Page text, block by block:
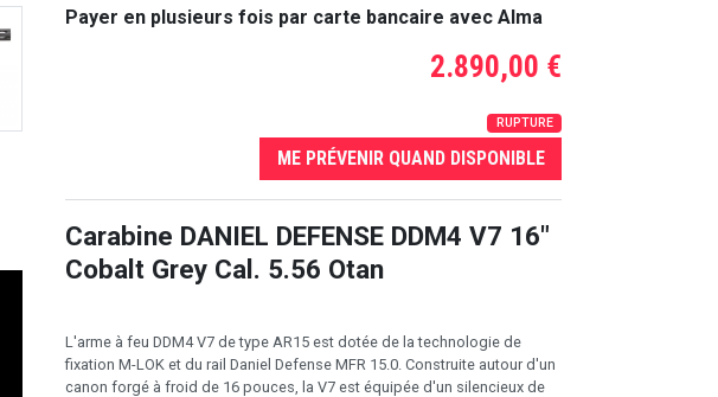
Payer en plusieurs fois par carte bancaire avec Alma
2.890,00 €
RUPTURE
ME PRÉVENIR QUAND DISPONIBLE
Carabine DANIEL DEFENSE DDM4 V7 16"
Cobalt Grey Cal. 5.56 Otan
L'arme à feu DDM4 V7 de type AR15 est dotée de la technologie de
fixation M-LOK et du rail Daniel Defense MFR 15.0. Construite autour d'un
canon forgé à froid de 16 pouces, la V7 est équipée d'un silencieux de